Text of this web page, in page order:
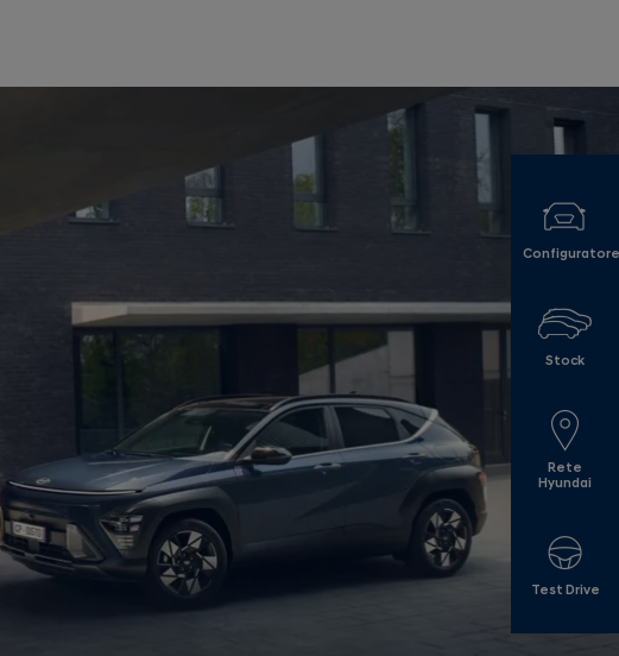
Configuratore
Stock
Rete
Hyundai
Test Drive